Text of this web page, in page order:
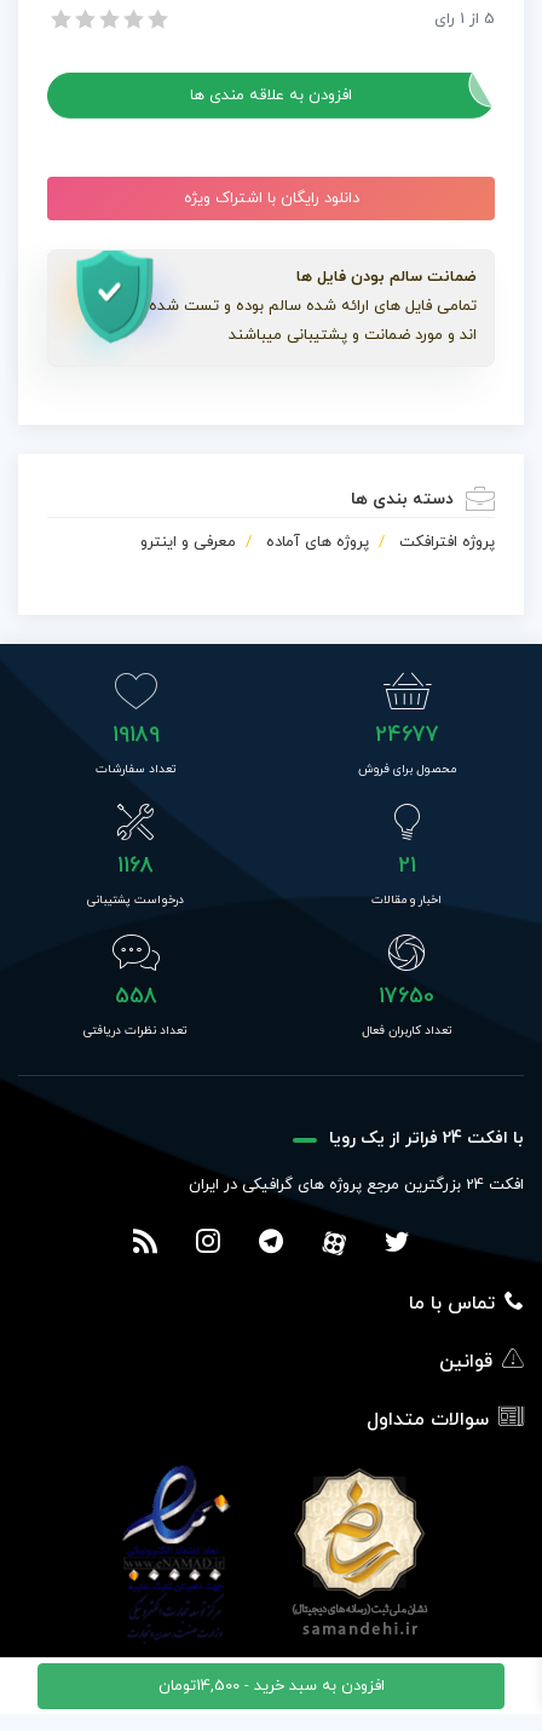
پروژه افترافکت سال نو به زودی
5 از 1 رای
افزودن به علاقه مندی ها
دانلود رایگان با اشتراک ویژه
ضمانت سالم بودن فایل ها
تمامی فایل های ارائه شده سالم بوده و تست شده
اند و مورد ضمانت و پشتیبانی میباشند
دسته بندی ها
پروژه افترافکت پروژه های آماده معرفی و اینترو
افزودن به سبد خرید -14,500تومان
24677
محصول برای فروش
19189
تعداد سفارشات
21
اخبار و مقالات
1168
درخواست پشتیبانی
17650
تعداد کاربران فعال
558
تعداد نظرات دریافتی
با افکت 24 فراتر از یک رویا
افکت 24 بزرگترین مرجع پروژه های گرافیکی در ایران
تماس با ما
قوانین
سوالات متداول
© تمامی حقوق این وبسایت نزد مجموعه افکت 24 محفوظ میباشد.